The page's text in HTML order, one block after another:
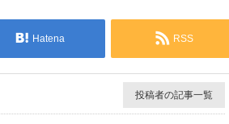
Hatena RSS
投稿者の記事一覧